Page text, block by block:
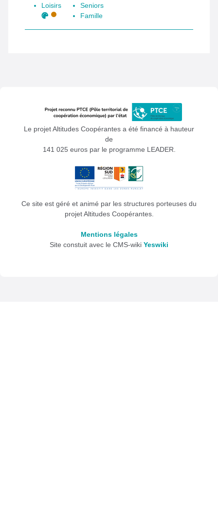
Loisirs
Seniors
Famille
Le projet Altitudes Coopérantes a été financé à hauteur
de
141 025 euros par le programme LEADER.
Ce site est géré et animé par les structures porteuses du
projet Altitudes Coopérantes.
Mentions légales
Site constuit avec le CMS-wiki Yeswiki